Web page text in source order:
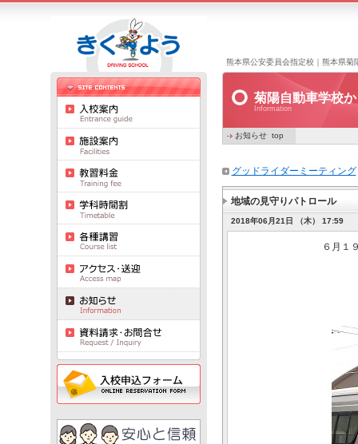
熊本県公安委員会指定校｜熊本県菊
菊陽自動車学校
Information
お知らせ top
グッドライダーミーティング
地域の見守りパトロール
2018年06月21日 （木） 17:59
６月１９日 県指定自